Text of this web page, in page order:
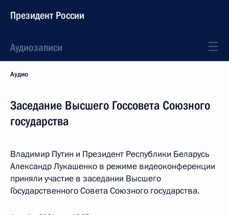
Президент России
Аудиозаписи
Аудио
Заседание Высшего Госсовета Союзного
государства
Владимир Путин и Президент Республики Беларусь
Александр Лукашенко в режиме видеоконференции
приняли участие в заседании Высшего
Государственного Совета Союзного государства.